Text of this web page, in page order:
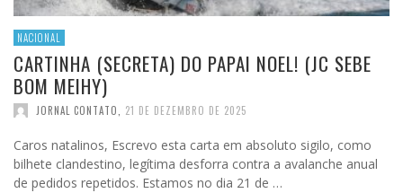
NACIONAL
CARTINHA (SECRETA) DO PAPAI NOEL! (JC SEBE
BOM MEIHY)
JORNAL CONTATO, 21 DE DEZEMBRO DE 2025
Caros natalinos, Escrevo esta carta em absoluto sigilo, como
bilhete clandestino, legítima desforra contra a avalanche anual
de pedidos repetidos. Estamos no dia 21 de …